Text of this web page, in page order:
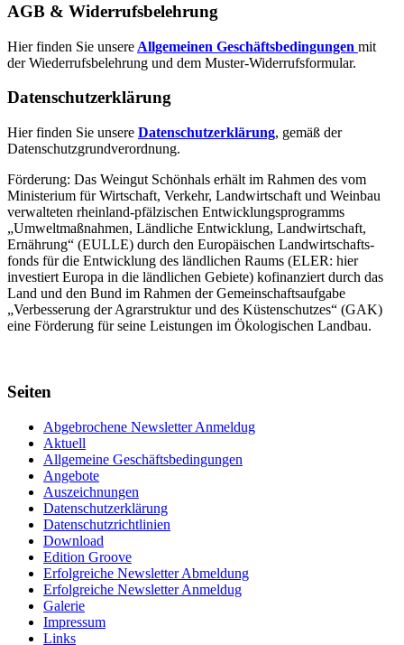
AGB & Widerrufsbelehrung
Hier finden Sie unsere Allgemeinen Geschäftsbedingungen mit
der Wiederrufsbelehrung und dem Muster-Widerrufsformular.
Datenschutzerklärung
Hier finden Sie unsere Datenschutzerklärung, gemäß der
Datenschutzgrundverordnung.
Förderung: Das Weingut Schönhals erhält im Rahmen des vom
Minis­terium für Wirtschaft, Verkehr, Land­wirt­schaft und Weinbau
verwal­teten rhein­land-pfälzischen Entwick­lungs­programms
„Umwelt­maßnahmen, Länd­liche Entwick­lung, Landwirt­schaft,
Ernährung“ (EULLE) durch den Euro­päischen Land­wirtschafts­
fonds für die Entwick­lung des länd­lichen Raums (ELER: hier
investiert Europa in die ländlichen Gebiete) kofinanziert durch das
Land und den Bund im Rahmen der Gemein­schafts­aufgabe
„Verbes­serung der Agrar­struktur und des Küsten­schutzes“ (GAK)
eine Förderung für seine Leis­tungen im Ökolo­gischen Landbau.
Seiten
Abgebrochene Newsletter Anmeldug
Aktuell
Allgemeine Geschäftsbedingungen
Angebote
Auszeichnungen
Datenschutzerklärung
Datenschutzrichtlinien
Download
Edition Groove
Erfolgreiche Newsletter Abmeldung
Erfolgreiche Newsletter Anmeldug
Galerie
Impressum
Links